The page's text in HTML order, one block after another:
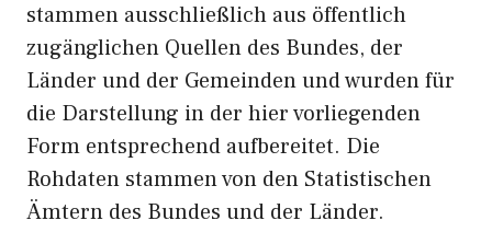
stammen ausschließlich aus öffentlich
zugänglichen Quellen des Bundes, der
Länder und der Gemeinden und wurden für
die Darstellung in der hier vorliegenden
Form entsprechend aufbereitet. Die
Rohdaten stammen von den Statistischen
Ämtern des Bundes und der Länder.